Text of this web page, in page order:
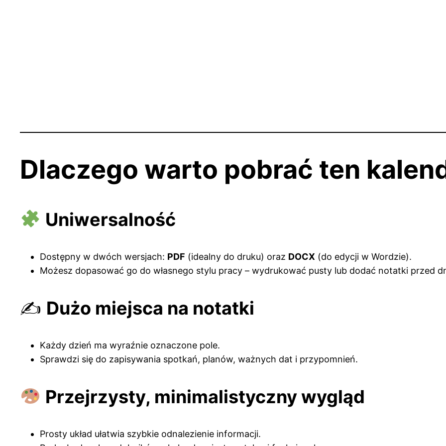
Dlaczego warto pobrać ten
Uniwersalność
Dostępny w dwóch wersjach: PDF (idealny do druku) oraz DOCX (do edycji w Wordzie).
Możesz dopasować go do własnego stylu pracy – wydrukować pusty lub dodać notatki przed
✍️ Dużo miejsca na notatki
Każdy dzień ma wyraźnie oznaczone pole.
Sprawdzi się do zapisywania spotkań, planów, ważnych dat i przypomnień.
Przejrzysty, minimalistyczny wygląd
Prosty układ ułatwia szybkie odnalezienie informacji.